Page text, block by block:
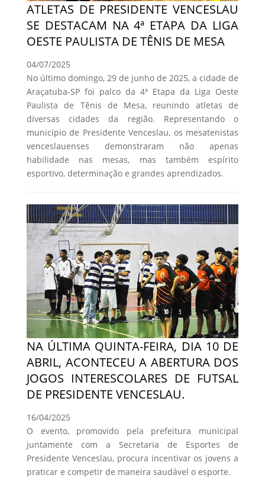
ATLETAS DE PRESIDENTE VENCESLAU
SE DESTACAM NA 4ª ETAPA DA LIGA
OESTE PAULISTA DE TÊNIS DE MESA
04/07/2025
No último domingo, 29 de junho de 2025, a cidade de
Araçatuba-SP foi palco da 4ª Etapa da Liga Oeste
Paulista de Tênis de Mesa, reunindo atletas de
diversas cidades da região. Representando o
município de Presidente Venceslau, os mesatenistas
venceslauenses demonstraram não apenas
habilidade nas mesas, mas também espírito
esportivo, determinação e grandes aprendizados.
NA ÚLTIMA QUINTA-FEIRA, DIA 10 DE
ABRIL, ACONTECEU A ABERTURA DOS
JOGOS INTERESCOLARES DE FUTSAL
DE PRESIDENTE VENCESLAU.
16/04/2025
O evento, promovido pela prefeitura municipal
juntamente com a Secretaria de Esportes de
Presidente Venceslau, procura incentivar os jovens a
praticar e competir de maneira saudável o esporte.